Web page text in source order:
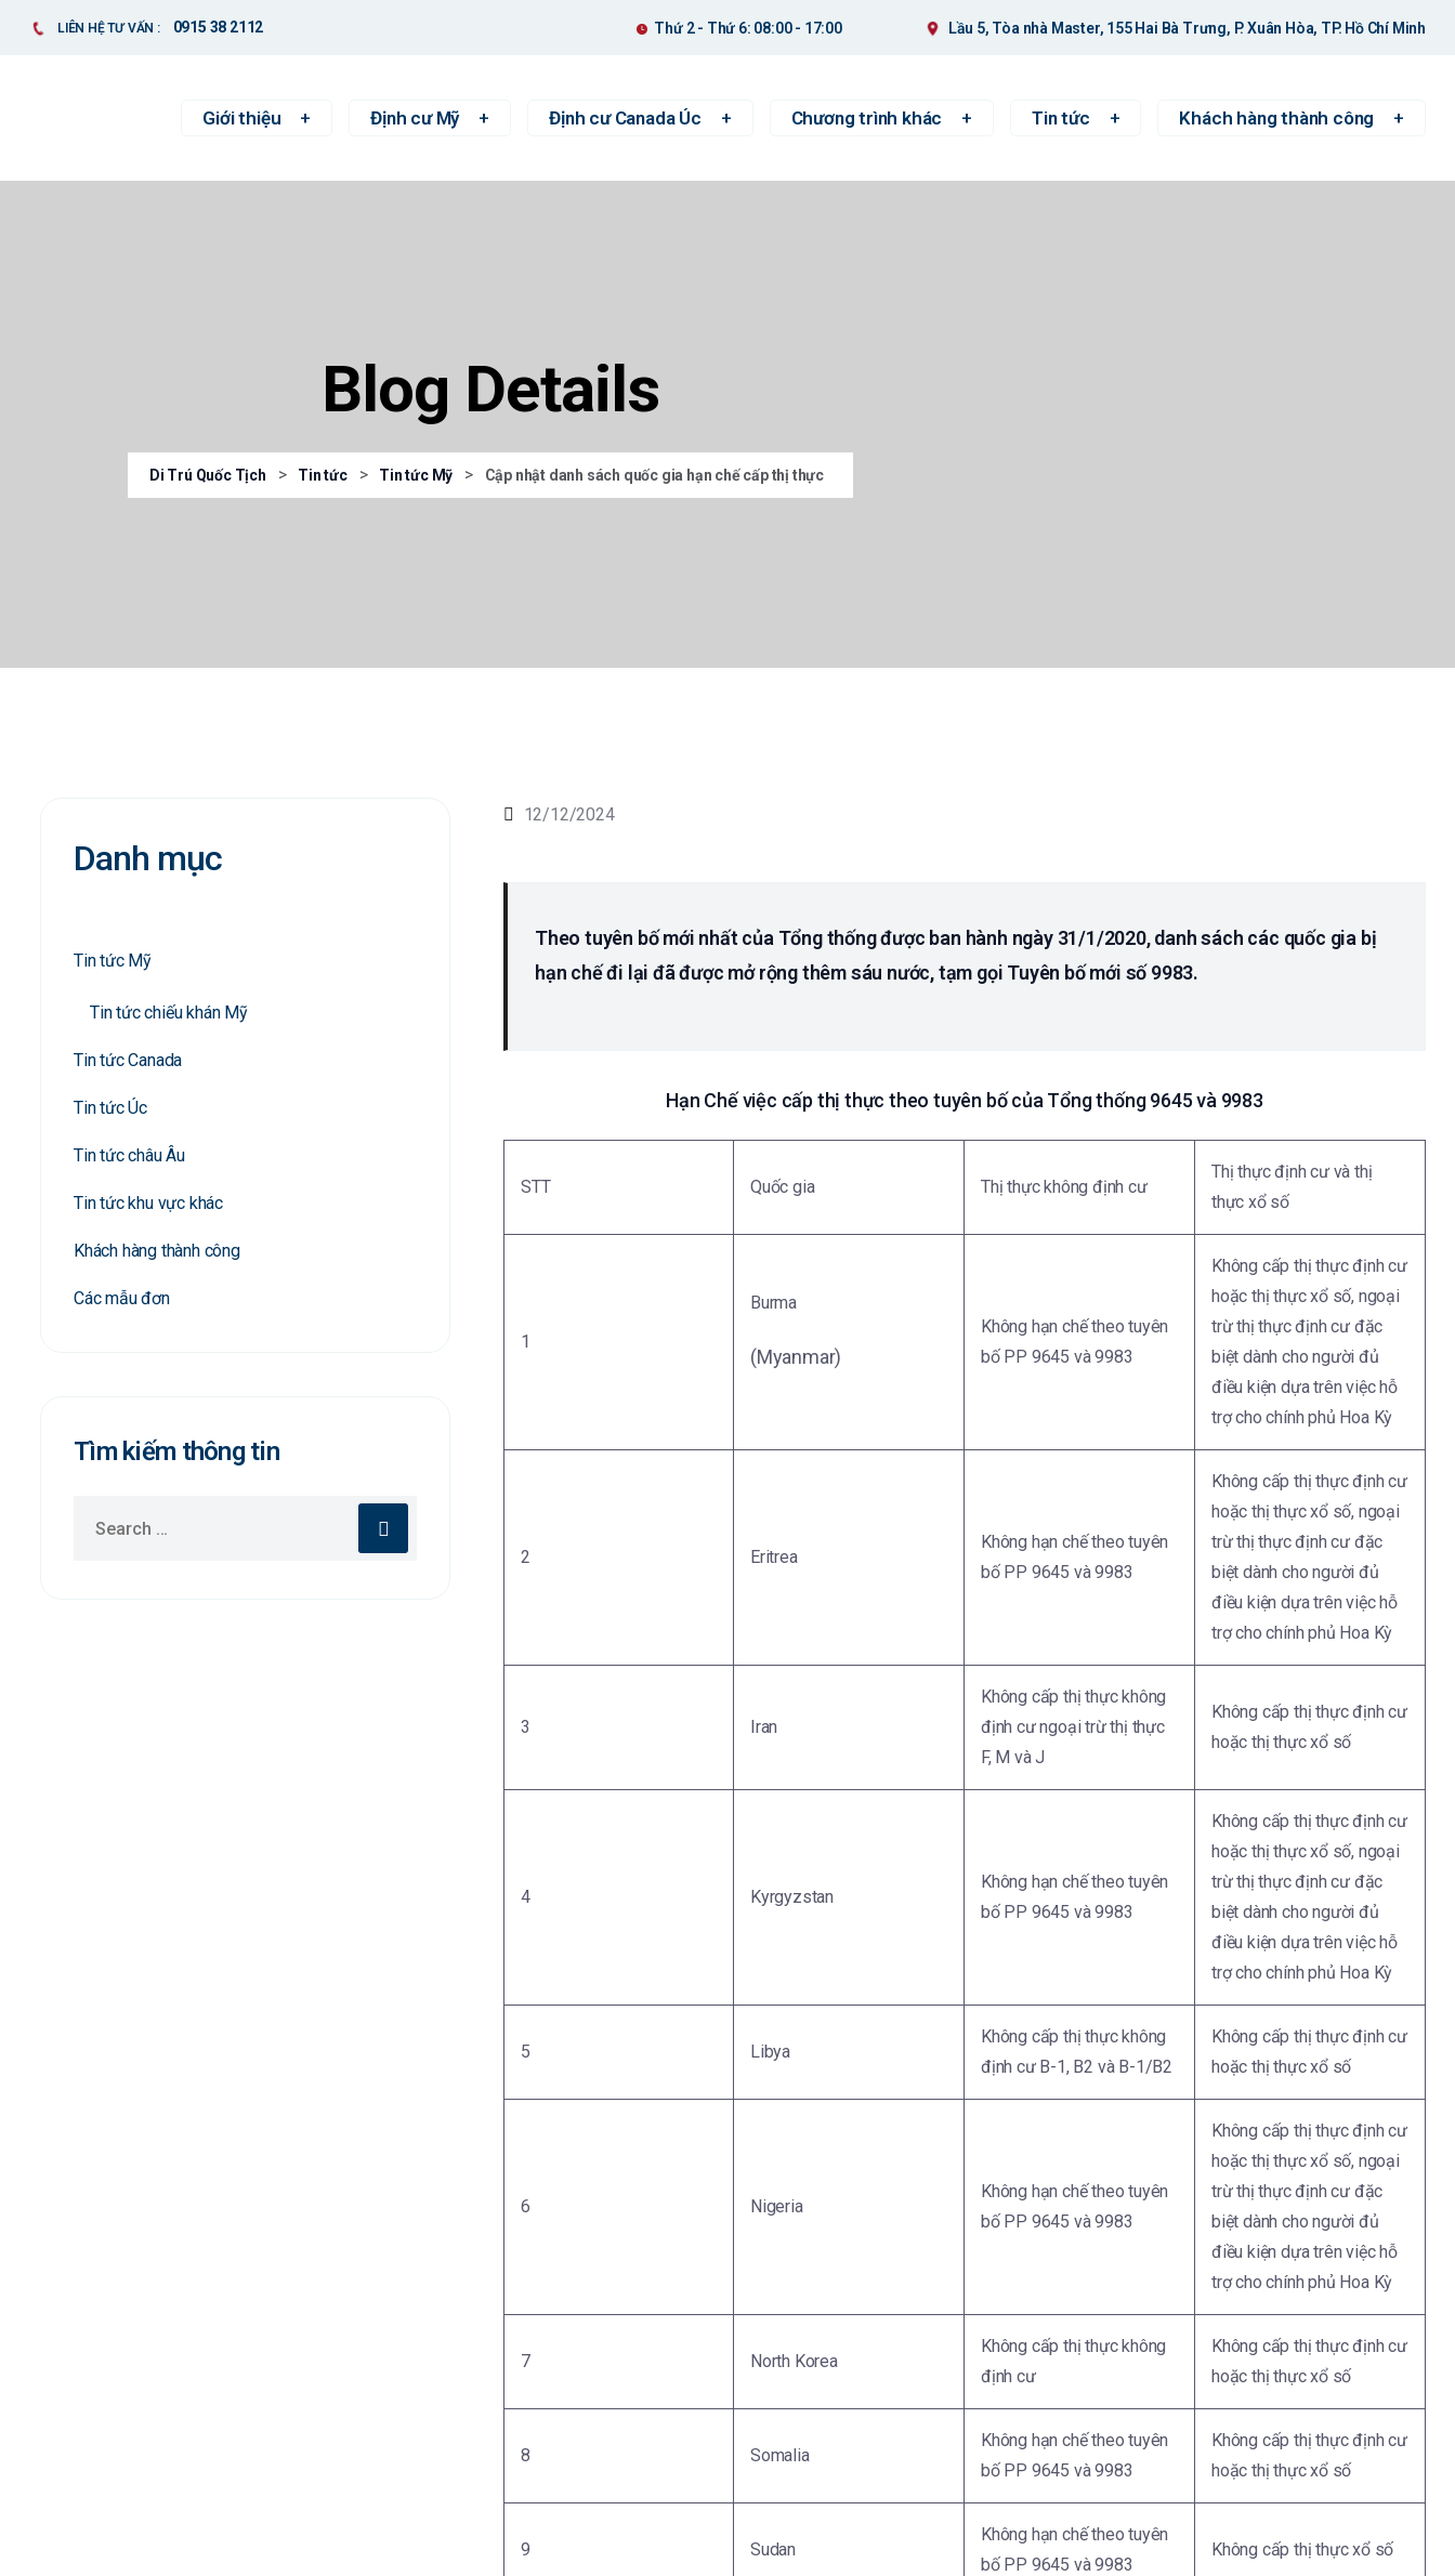
LIÊN HỆ TƯ VẤN : 0915 38 2112 Thứ 2 - Thứ 6: 08:00 - 17:00 Lầu 5, Tòa nhà Master, 155 Hai Bà Trưng, P. Xuân Hòa, TP. Hồ Chí Minh
Giới thiệu Định cư Mỹ Định cư Canada Úc Chương trình khác Tin tức Khách hàng thành công
Blog Details
Di Trú Quốc Tịch > Tin tức > Tin tức Mỹ > Cập nhật danh sách quốc gia hạn chế cấp thị thực
Danh mục
Tin tức Mỹ
Tin tức chiếu khán Mỹ
Tin tức Canada
Tin tức Úc
Tin tức châu Âu
Tin tức khu vực khác
Khách hàng thành công
Các mẫu đơn
Tìm kiếm thông tin
12/12/2024
Theo tuyên bố mới nhất của Tổng thống được ban hành ngày 31/1/2020, danh sách các quốc gia bị
hạn chế đi lại đã được mở rộng thêm sáu nước, tạm gọi Tuyên bố mới số 9983.
Hạn Chế việc cấp thị thực theo tuyên bố của Tổng thống 9645 và 9983
STT Quốc gia Thị thực không định cư
Thị thực định cư và thị
thực xổ số
1
Burma
(Myanmar)
Không hạn chế theo tuyên
bố PP 9645 và 9983
Không cấp thị thực định cư
hoặc thị thực xổ số, ngoại
trừ thị thực định cư đặc
biệt dành cho người đủ
điều kiện dựa trên việc hỗ
trợ cho chính phủ Hoa Kỳ
2 Eritrea
Không hạn chế theo tuyên
bố PP 9645 và 9983
Không cấp thị thực định cư
hoặc thị thực xổ số, ngoại
trừ thị thực định cư đặc
biệt dành cho người đủ
điều kiện dựa trên việc hỗ
trợ cho chính phủ Hoa Kỳ
3 Iran
Không cấp thị thực không
định cư ngoại trừ thị thực
F, M và J
Không cấp thị thực định cư
hoặc thị thực xổ số
4 Kyrgyzstan
Không hạn chế theo tuyên
bố PP 9645 và 9983
Không cấp thị thực định cư
hoặc thị thực xổ số, ngoại
trừ thị thực định cư đặc
biệt dành cho người đủ
điều kiện dựa trên việc hỗ
trợ cho chính phủ Hoa Kỳ
5 Libya
Không cấp thị thực không
định cư B-1, B2 và B-1/B2
Không cấp thị thực định cư
hoặc thị thực xổ số
6 Nigeria
Không hạn chế theo tuyên
bố PP 9645 và 9983
Không cấp thị thực định cư
hoặc thị thực xổ số, ngoại
trừ thị thực định cư đặc
biệt dành cho người đủ
điều kiện dựa trên việc hỗ
trợ cho chính phủ Hoa Kỳ
7 North Korea
Không cấp thị thực không
định cư
Không cấp thị thực định cư
hoặc thị thực xổ số
8 Somalia
Không hạn chế theo tuyên
bố PP 9645 và 9983
Không cấp thị thực định cư
hoặc thị thực xổ số
9 Sudan
Không hạn chế theo tuyên
bố PP 9645 và 9983
Không cấp thị thực xổ số